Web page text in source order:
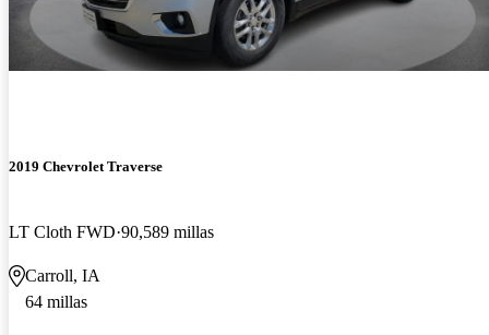
2019 Chevrolet Traverse
LT Cloth FWD 90,589 millas
Carroll, IA
64 millas